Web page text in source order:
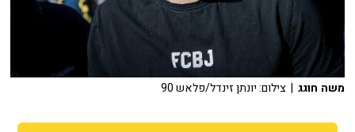
משה חוגג | צילום: יונתן זינדל/פלאש 90